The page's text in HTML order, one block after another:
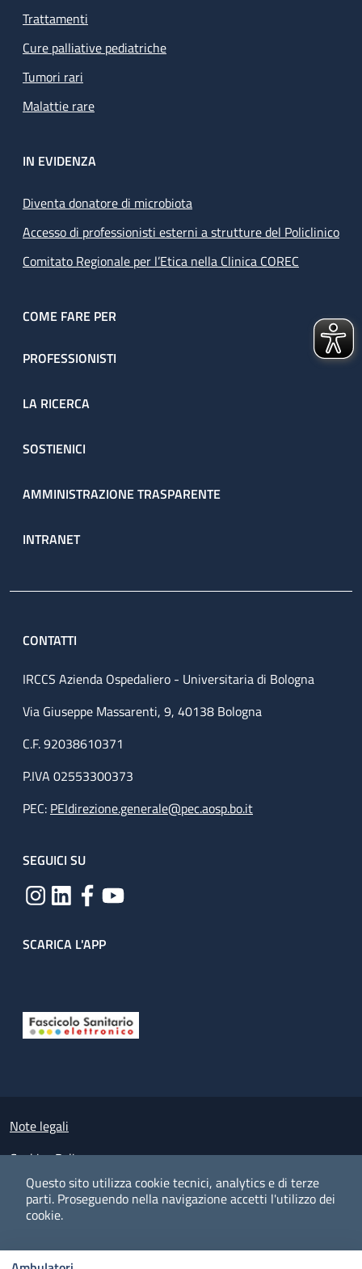
Questo sito utilizza cookie tecnici, analytics e di terze
parti. Proseguendo nella navigazione accetti l'utilizzo dei
cookie.
Trattamenti
Cure palliative pediatriche
Tumori rari
Malattie rare
IN EVIDENZA
Diventa donatore di microbiota
Accesso di professionisti esterni a strutture del Policlinico
Comitato Regionale per l’Etica nella Clinica COREC
COME FARE PER
PROFESSIONISTI
LA RICERCA
SOSTIENICI
AMMINISTRAZIONE TRASPARENTE
INTRANET
CONTATTI
IRCCS Azienda Ospedaliero - Universitaria di Bologna
Via Giuseppe Massarenti, 9, 40138 Bologna
C.F. 92038610371
P.IVA 02553300373
PEC: PEIdirezione.generale@pec.aosp.bo.it
SEGUICI SU
SCARICA L'APP
Small prints
Note legali
Cookies Policy
Policy privacy e protezione del dato personale
Albo pretorio on-line
Dichiarazione di accessibilità